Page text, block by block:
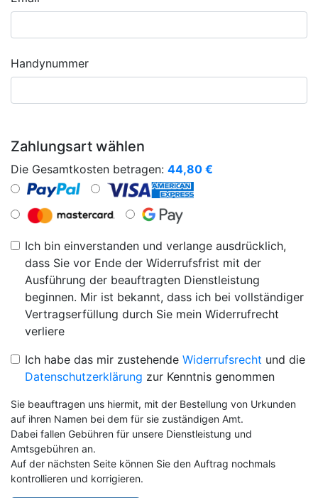
Handynummer
Zahlungsart wählen
Die Gesamtkosten betragen: 44,80 €
Ich bin einverstanden und verlange ausdrücklich,
dass Sie vor Ende der Widerrufsfrist mit der
Ausführung der beauftragten Dienstleistung
beginnen. Mir ist bekannt, dass ich bei vollständiger
Vertragserfüllung durch Sie mein Widerrufrecht
verliere
Ich habe das mir zustehende Widerrufsrecht und die
Datenschutzerklärung zur Kenntnis genommen
Sie beauftragen uns hiermit, mit der Bestellung von Urkunden
auf ihren Namen bei dem für sie zuständigen Amt.
Dabei fallen Gebühren für unsere Dienstleistung und
Amtsgebühren an.
Auf der nächsten Seite können Sie den Auftrag nochmals
kontrollieren und korrigieren.